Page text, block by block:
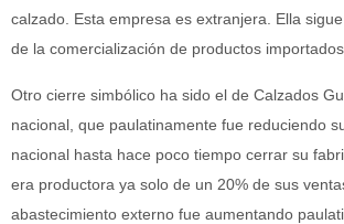
calzado. Esta empresa es extranjera. Ella
de la comercialización de productos
Otro cierre simbólico ha sido el de Calzados
nacional, que paulatinamente fue reduciendo
nacional hasta hace poco tiempo cerrar su
era productora ya solo de un 20% de sus
abastecimiento externo fue aumentando